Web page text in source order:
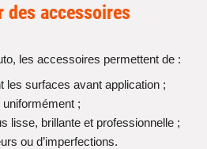
accessoires
les accessoires permettent de :
les surfaces avant application ;
;
lisse, brillante et professionnelle ;
ou d’imperfections.